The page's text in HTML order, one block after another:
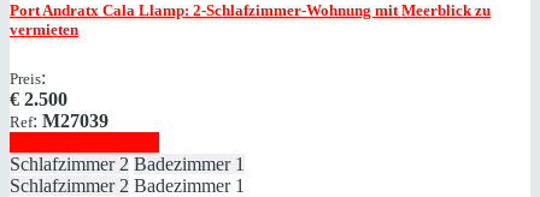
Port Andratx Cala Llamp: 2-Schlafzimmer-Wohnung mit Meerblick zu
vermieten
Preis:
€ 2.500
Ref: M27039
Schlafzimmer 2 Badezimmer 1
Schlafzimmer 2 Badezimmer 1